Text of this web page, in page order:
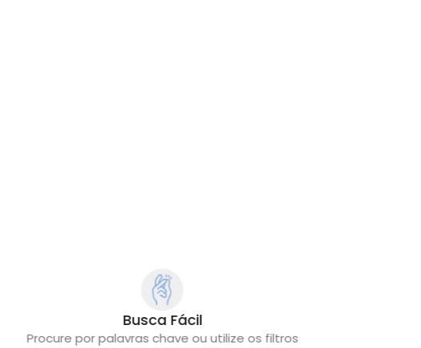
Busca Fácil
Procure por palavras chave ou utilize os filtros